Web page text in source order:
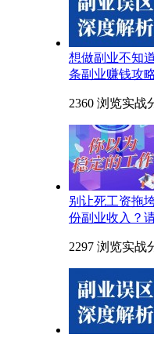
想做副业不知
条副业赚钱攻
2360 浏览实战
别让死工资拖
份副业收入？
2297 浏览实战